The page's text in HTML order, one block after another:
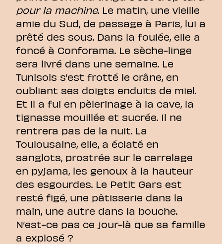
pour la machine. Le matin, une vieille
amie du Sud, de passage à Paris, lui a
prêté des sous. Dans la foulée, elle a
foncé à Conforama. Le sèche-linge
sera livré dans une semaine. Le
Tunisois s’est frotté le crâne, en
oubliant ses doigts enduits de miel.
Et il a fui en pèlerinage à la cave, la
tignasse mouillée et sucrée. Il ne
rentrera pas de la nuit. La
Toulousaine, elle, a éclaté en
sanglots, prostrée sur le carrelage
en pyjama, les genoux à la hauteur
des esgourdes. Le Petit Gars est
resté figé, une pâtisserie dans la
main, une autre dans la bouche.
N’est-ce pas ce jour-là que sa famille
a explosé ?